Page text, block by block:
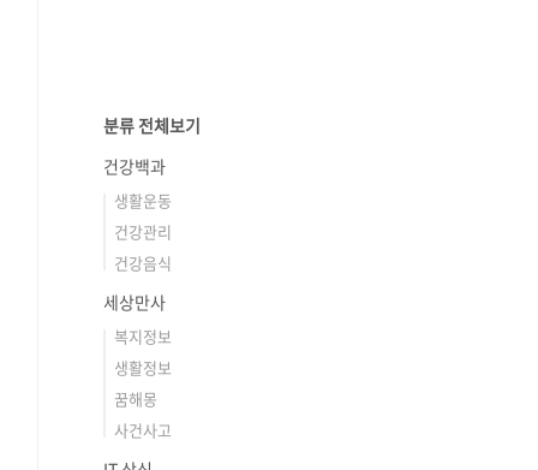
분류 전체보기
건강백과
생활운동
건강관리
건강음식
세상만사
복지정보
생활정보
꿈해몽
사건사고